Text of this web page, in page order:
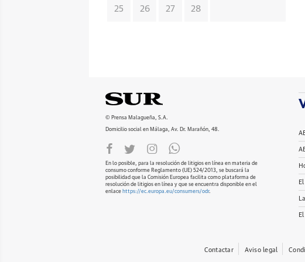
25 26 27 28
© Prensa Malagueña, S.A.
Domicilio social en Málaga, Av. Dr. Marañón, 48.
En lo posible, para la resolución de litigios en línea en materia de
consumo conforme Reglamento (UE) 524/2013, se buscará la
posibilidad que la Comisión Europea facilita como plataforma de
resolución de litigios en línea y que se encuentra disponible en el
enlace https://ec.europa.eu/consumers/odr.
Contactar Aviso legal